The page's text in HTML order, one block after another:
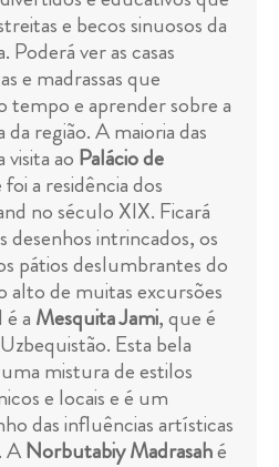
e becos sinuosos da
Poderá ver as casas
e madrassas que
tempo e aprender sobre a
região. A maioria das
ao Palácio de
a residência dos
no século XIX. Ficará
intrincados, os
pátios deslumbrantes do
de muitas excursões
a Mesquita Jami, que é
Esta bela
mistura de estilos
e locais e é um
das influências artísticas
ANorbutabiy Madrasahé